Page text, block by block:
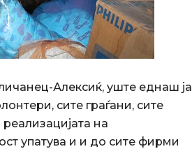
Алексиќ, уште еднаш ја
сите граѓани, сите
на
упатува и и до сите фирми